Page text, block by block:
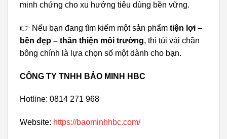
minh chứng cho xu hướng tiêu dùng bền vững.
👉 Nếu bạn đang tìm kiếm một sản phẩm tiện lợi –
bền đẹp – thân thiện môi trường, thì túi vải chần
bông chính là lựa chọn số một dành cho bạn.
CÔNG TY TNHH BẢO MINH HBC
Hotline: 0814 271 968
Website: https://baominhhbc.com/